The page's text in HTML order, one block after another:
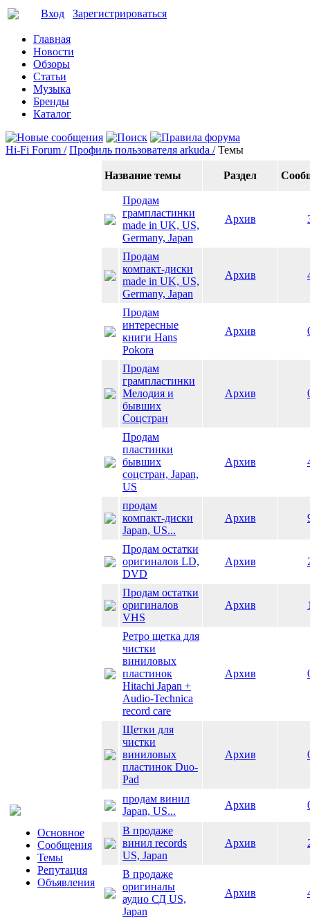
Вход Зарегистрироваться
Главная
Новости
Обзоры
Статьи
Музыка
Бренды
Каталог
Hi-Fi Forum / Профиль пользователя arkuda / Темы
Основное
Сообщения
Темы
Репутация
Объявления
Название темы Раздел
Продам
грампластинки
made in UK, US,
Germany, Japan
Архив
Продам
компакт-диски
made in UK, US,
Germany, Japan
Архив
Продам
интересные
книги Hans
Pokora
Архив
Продам
грампластинки
Мелодия и
бывших
Соцстран
Архив
Продам
пластинки
бывших
соцстран, Japan,
US
Архив
продам
компакт-диски
Japan, US...
Архив
Продам остатки
оригиналов LD,
DVD
Архив
Продам остатки
оригиналов
VHS
Архив
Ретро щетка для
чистки
виниловых
пластинок
Hitachi Japan +
Audio-Technica
record care
Архив
Щетки для
чистки
виниловых
пластинок Duo-
Pad
Архив
продам винил
Japan, US...
Архив
В продаже
винил records
US, Japan
Архив
В продаже
оригиналы
аудио СД US,
Japan
Архив